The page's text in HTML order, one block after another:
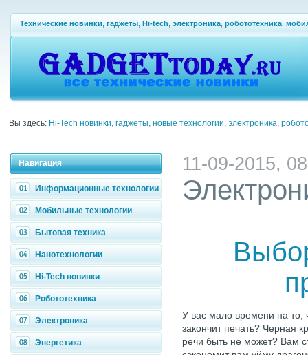
Технические новинки гаджеты Hi-tech электроника робототехника
Вы здесь: Hi-Tech новинки, гаджеты, новые технологии, электроника,
Навигация
Информационные технологии
Мобильные технологии
Бытовая техника
Нанотехнологии
Hi-Tech новинки
Робототехника
Электроника
Энергетика
11-09-2015,
У вас мало времени на то,
закончит печать? Черная
речи быть не может? Вам